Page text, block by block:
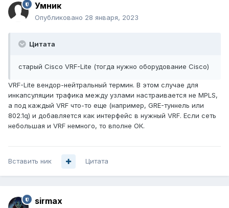
Умник
Опубликовано 28 января, 2023
Цитата
старый Cisco VRF-Lite (тогда нужно оборудование Cisco)
VRF-Lite вендор-нейтральный термин. В этом случае для
инкапсуляции трафика между узлами настраивается не MPLS,
а под каждый VRF что-то еще (например, GRE-туннель или
802.1q) и добавляется как интерфейс в нужный VRF. Если сеть
небольшая и VRF немного, то вполне ОК.
Вставить ник Цитата
sirmax